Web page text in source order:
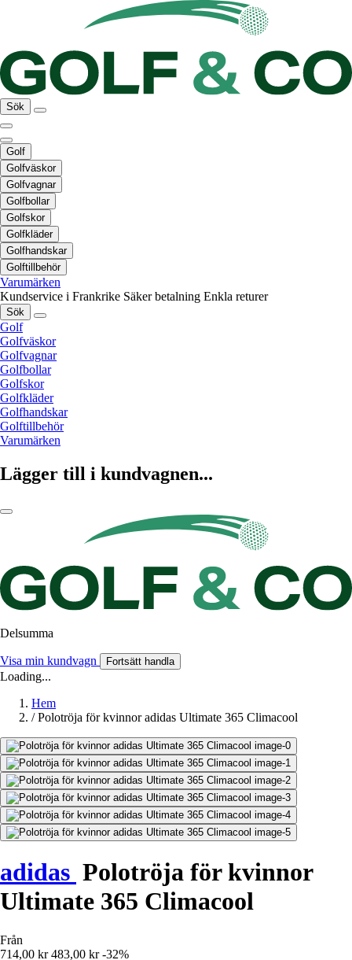
Sök
Golf
Golfväskor
Golfvagnar
Golfbollar
Golfskor
Golfkläder
Golfhandskar
Golftillbehör
Varumärken
Kundservice i Frankrike Säker betalning Enkla returer
Sök
Golf
Golfväskor
Golfvagnar
Golfbollar
Golfskor
Golfkläder
Golfhandskar
Golftillbehör
Varumärken
Lägger till i kundvagnen...
Delsumma
Visa min kundvagn Fortsätt handla
Loading...
Hem
/ Polotröja för kvinnor adidas Ultimate 365 Climacool
adidas Polotröja för kvinnor
Ultimate 365 Climacool
Från
714,00 kr 483,00 kr -32%